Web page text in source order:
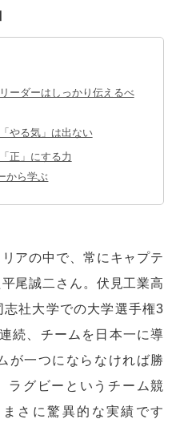
ーダーはしっかり伝えるべ
やる気」は出ない
正」にする力
から学ぶ
アの中で、常にキャプテ
尾誠二さん。伏見工業高
社大学での大学選手権3
続、チームを日本一に導
が一つにならなければ勝
ラグビーというチーム競
さに驚異的な実績です